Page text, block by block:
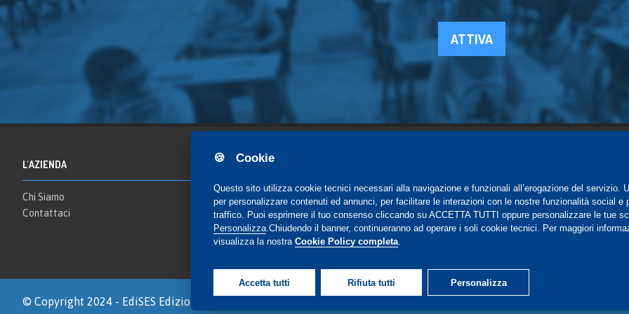
🍪 Cookie
Questo sito utilizza cookie tecnici necessari alla navigazione e funzionali all’erogazione del servizio.
per personalizzare contenuti ed annunci, per facilitare le interazioni con le nostre funzionalità social e
traffico. Puoi esprimere il tuo consenso cliccando su ACCETTA TUTTI oppure personalizzare le tue
Personalizza .Chiudendo il banner, continueranno ad operare i soli cookie tecnici. Per maggiori
visualizza la nostra Cookie Policy completa
Accetta tutti Rifiuta tutti Personalizza
ATTIVA
L'AZIENDA
Chi Siamo
Contattaci
Registrazione al sito
FAQ Utenti -FAQ Librerie
Notifica
© Copyright 2024 - EdiSES Edizioni srl - P.IVA 09029561215